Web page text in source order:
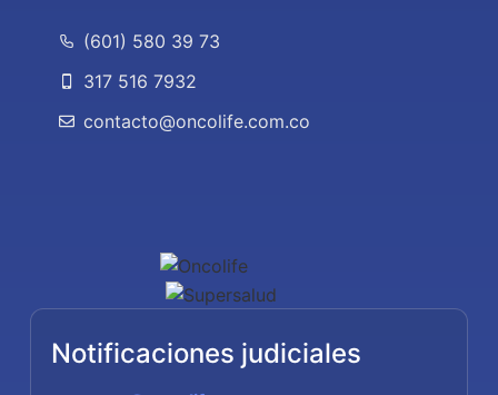
Notificaciones judiciales
(601) 580 39 73
317 516 7932
contacto@oncolife.com.co